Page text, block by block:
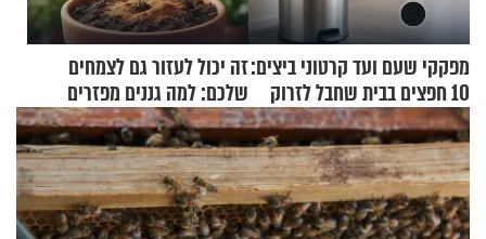
מפקקי שעם ועד קרטוני ביצים:
10 חפצים בבית שחבל לזרוק
לפח
זה יכול לעזור גם לצמחים
שלכם: למה גננים מפזרים
קינמון בעציצים?